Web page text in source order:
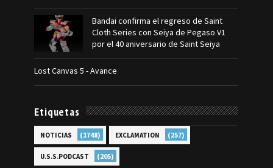
Bandai confirma el regreso de Saint
Cloth Series con Seiya de Pegaso V1
por el 40 aniversario de Saint Seiya
Lost Canvas 5 - Avance
Etiquetas
NOTICIAS (1748) EXCLAMATION (257)
U.S.S.PODCAST (205)